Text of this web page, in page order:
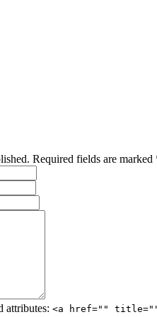
Required fields are marked
attributes: <a href=""